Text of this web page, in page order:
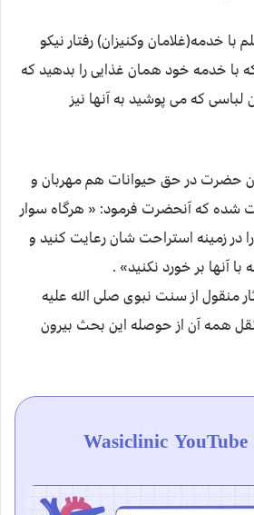
با خدمه(غلامان وکنیزان) رفتار نیکو
با خدمه خود همان غذایی را بدهید که
که می پوشید به آنها نیز
آن حضرت در حق حیوانات هم مهربان و
شده که آنحضرت فرمود: « هرگاه سوار
در زمینه استراحت شان رعایت کنید و
آنها بر خورد نکنید» .
منقول از سنت نبوی صلی الله علیه
همه آن از حوصله این بحث بیرون
Wasiclinic